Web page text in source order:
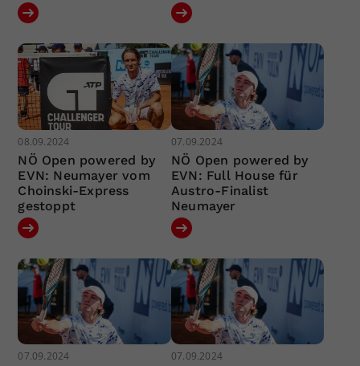
08.09.2024
NÖ Open powered by
EVN: Neumayer vom
Choinski-Express
gestoppt
07.09.2024
NÖ Open powered by
EVN: Full House für
Austro-Finalist
Neumayer
07.09.2024 07.09.2024